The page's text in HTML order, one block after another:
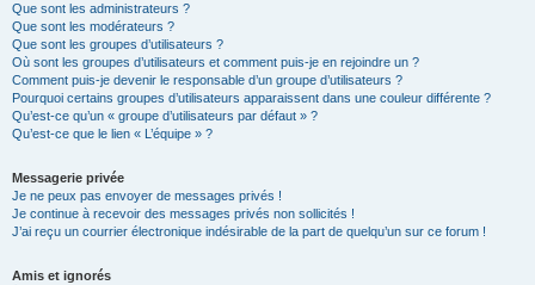
Que sont les administrateurs ?
Que sont les modérateurs ?
Que sont les groupes d’utilisateurs ?
Où sont les groupes d’utilisateurs et comment puis-je en rejoindre un ?
Comment puis-je devenir le responsable d’un groupe d’utilisateurs ?
Pourquoi certains groupes d’utilisateurs apparaissent dans une couleur différente ?
Qu’est-ce qu’un « groupe d’utilisateurs par défaut » ?
Qu’est-ce que le lien « L’équipe » ?
Messagerie privée
Je ne peux pas envoyer de messages privés !
Je continue à recevoir des messages privés non sollicités !
J’ai reçu un courrier électronique indésirable de la part de quelqu’un sur ce forum !
Amis et ignorés